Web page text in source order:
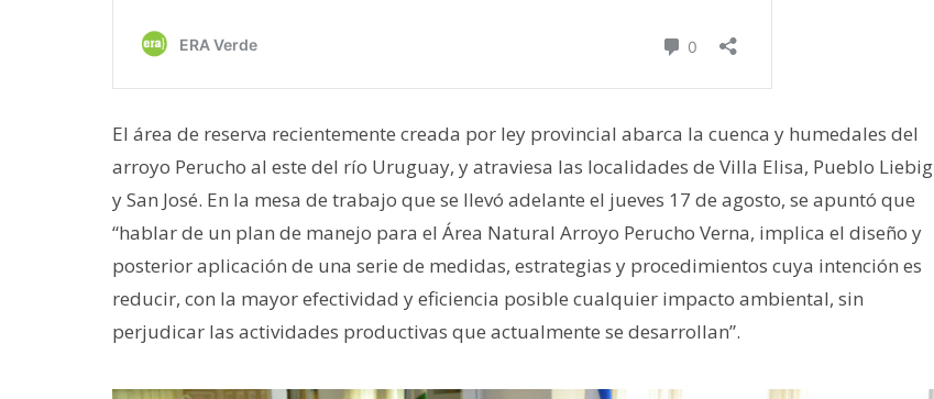
El área de reserva recientemente creada por ley provincial abarca la cuenca y humedales del
arroyo Perucho al este del río Uruguay, y atraviesa las localidades de Villa Elisa, Pueblo Liebig
y San José. En la mesa de trabajo que se llevó adelante el jueves 17 de agosto, se apuntó que
“hablar de un plan de manejo para el Área Natural Arroyo Perucho Verna, implica el diseño y
posterior aplicación de una serie de medidas, estrategias y procedimientos cuya intención es
reducir, con la mayor efectividad y eficiencia posible cualquier impacto ambiental, sin
perjudicar las actividades productivas que actualmente se desarrollan”.